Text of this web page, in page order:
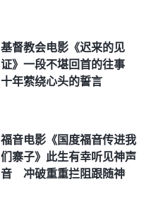
基督教会电影《迟来的见
证》一段不堪回首的往事
十年萦绕心头的誓言
福音电影《国度福音传进我
们寨子》此生有幸听见神声
音 冲破重重拦阻跟随神